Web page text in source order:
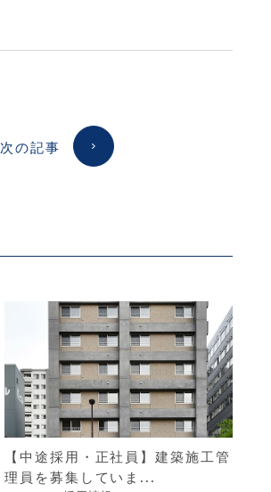
次の記事
【中途採用・正社員】建築施工管
理員を募集していま...